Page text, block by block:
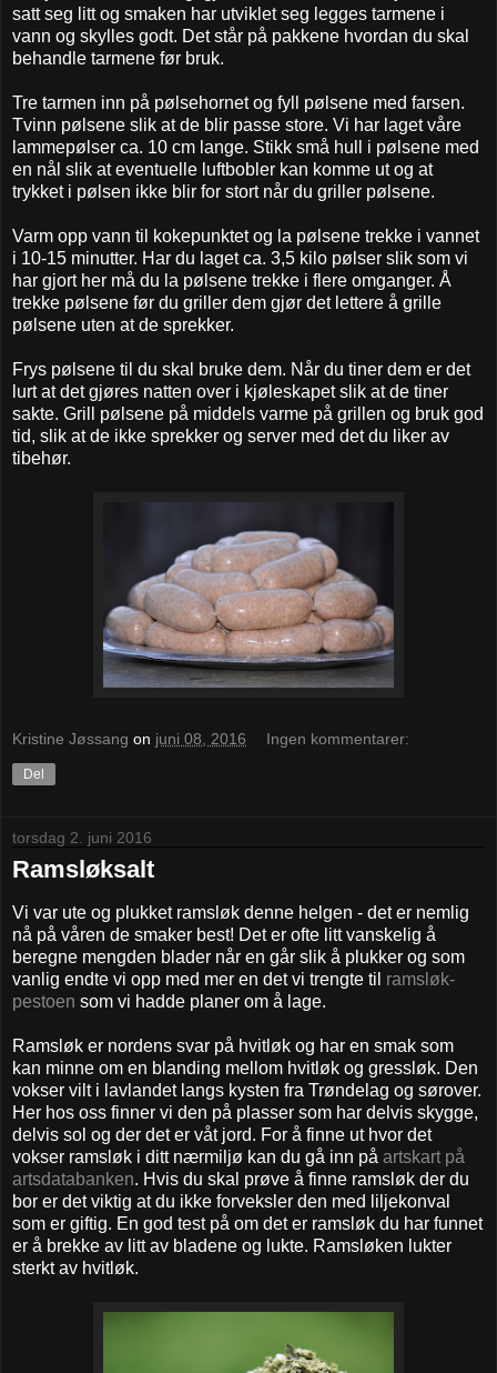
satt seg litt og smaken har utviklet seg legges tarmene i
vann og skylles godt. Det står på pakkene hvordan du skal
behandle tarmene før bruk.
Tre tarmen inn på pølsehornet og fyll pølsene med farsen.
Tvinn pølsene slik at de blir passe store. Vi har laget våre
lammepølser ca. 10 cm lange. Stikk små hull i pølsene med
en nål slik at eventuelle luftbobler kan komme ut og at
trykket i pølsen ikke blir for stort når du griller pølsene.
Varm opp vann til kokepunktet og la pølsene trekke i vannet
i 10-15 minutter. Har du laget ca. 3,5 kilo pølser slik som vi
har gjort her må du la pølsene trekke i flere omganger. Å
trekke pølsene før du griller dem gjør det lettere å grille
pølsene uten at de sprekker.
Frys pølsene til du skal bruke dem. Når du tiner dem er det
lurt at det gjøres natten over i kjøleskapet slik at de tiner
sakte. Grill pølsene på middels varme på grillen og bruk god
tid, slik at de ikke sprekker og server med det du liker av
tibehør.
Kristine Jøssang on juni 08, 2016 Ingen kommentarer:
Del
torsdag 2. juni 2016
Ramsløksalt
Vi var ute og plukket ramsløk denne helgen - det er nemlig
nå på våren de smaker best! Det er ofte litt vanskelig å
beregne mengden blader når en går slik å plukker og som
vanlig endte vi opp med mer en det vi trengte til ramsløk-
pestoen som vi hadde planer om å lage.
Ramsløk er nordens svar på hvitløk og har en smak som
kan minne om en blanding mellom hvitløk og gressløk. Den
vokser vilt i lavlandet langs kysten fra Trøndelag og sørover.
Her hos oss finner vi den på plasser som har delvis skygge,
delvis sol og der det er våt jord. For å finne ut hvor det
vokser ramsløk i ditt nærmiljø kan du gå inn på artskart på
artsdatabanken. Hvis du skal prøve å finne ramsløk der du
bor er det viktig at du ikke forveksler den med liljekonval
som er giftig. En god test på om det er ramsløk du har funnet
er å brekke av litt av bladene og lukte. Ramsløken lukter
sterkt av hvitløk.